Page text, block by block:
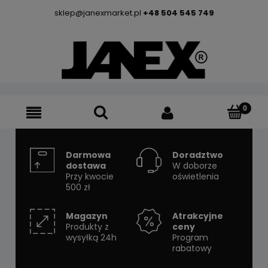
sklep@janexmarket.pl +48 504 545 749
Darmowa
dostawa
Przy kwocie
500 zł
Doradztwo
W doborze
oświetlenia
Magazyn
Produkty z
wysyłką 24h
Atrakcyjne
ceny
Program
rabatowy